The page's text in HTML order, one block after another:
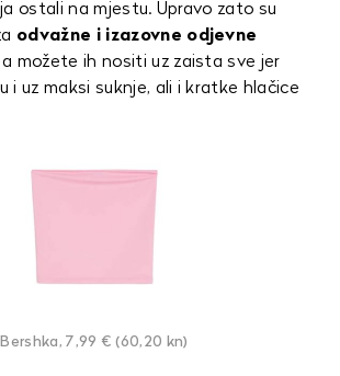
ostali na mjestu. Upravo zato su
odvažne i izazovne odjevne
a možete ih nositi uz zaista sve jer
i uz maksi suknje, ali i kratke hlačice
Bershka, 7,99 € (60,20 kn)